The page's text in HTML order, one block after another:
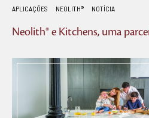
APLICAÇÕES NEOLITH® NOTÍCIA
Neolith® e Kitchens, uma